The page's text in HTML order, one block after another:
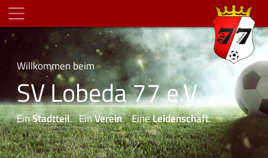
Willkommen beim
SV Lobeda 77 e.V.
EinStadtteil. EinVerein. EineLeidenschaft.